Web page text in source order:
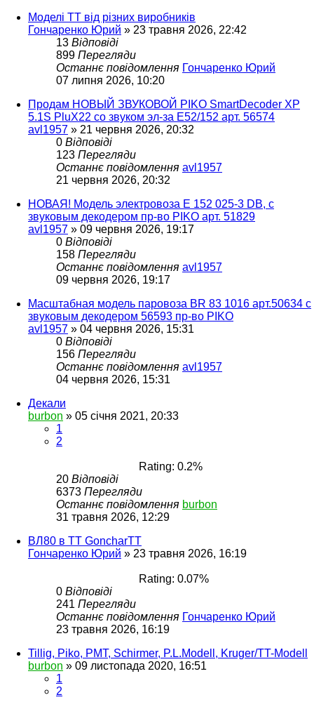
Моделі ТТ від різних виробників
Гончаренко Юрий » 23 травня 2026, 22:42
13 Відповіді
899 Перегляди
Останнє повідомлення Гончаренко Юрий
07 липня 2026, 10:20
Продам НОВЫЙ ЗВУКОВОЙ PIKO SmartDecoder XP
5.1S PluX22 со звуком эл-за Е52/152 арт. 56574
avl1957 » 21 червня 2026, 20:32
0 Відповіді
123 Перегляди
Останнє повідомлення avl1957
21 червня 2026, 20:32
НОВАЯ! Модель электровоза Е 152 025-3 DB, с
звуковым декодером пр-во PIKO арт. 51829
avl1957 » 09 червня 2026, 19:17
0 Відповіді
158 Перегляди
Останнє повідомлення avl1957
09 червня 2026, 19:17
Масштабная модель паровоза BR 83 1016 арт.50634 с
звуковым декодером 56593 пр-во PIKO
avl1957 » 04 червня 2026, 15:31
0 Відповіді
156 Перегляди
Останнє повідомлення avl1957
04 червня 2026, 15:31
Декали
burbon » 05 січня 2021, 20:33
1
2
Rating: 0.2%
20 Відповіді
6373 Перегляди
Останнє повідомлення burbon
31 травня 2026, 12:29
ВЛ80 в ТТ GoncharTT
Гончаренко Юрий » 23 травня 2026, 16:19
Rating: 0.07%
0 Відповіді
241 Перегляди
Останнє повідомлення Гончаренко Юрий
23 травня 2026, 16:19
Tillig, Piko, PMT, Schirmer, P.L.Modell, Kruger/TT-Modell
burbon » 09 листопада 2020, 16:51
1
2